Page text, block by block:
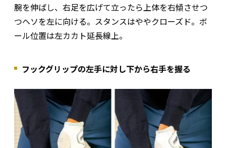
腕を伸ばし、右足を広げて立ったら上体を右傾させつ
つヘソを左に向ける。スタンスはややクローズド。ボ
ール位置は左カカト延長線上。
フックグリップの左手に対し下から右手を握る